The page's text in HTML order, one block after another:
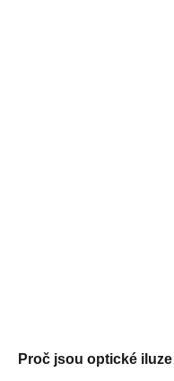
Proč jsou optické